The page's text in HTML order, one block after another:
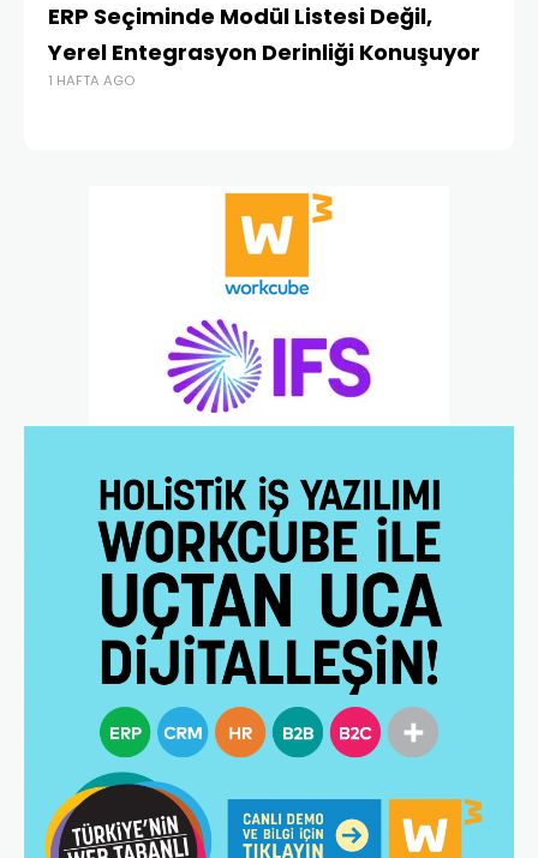
ERP Seçiminde Modül Listesi Değil,
Yerel Entegrasyon Derinliği Konuşuyor
1 HAFTA AGO